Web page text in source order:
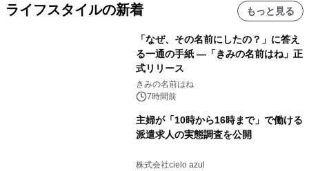
ライフスタイルの新着 もっと見る
「なぜ、その名前にしたの？」に答え
る一通の手紙 ―「きみの名前はね」正
式リリース
きみの名前はね
7時間前
主婦が「10時から16時まで」で働ける
派遣求人の実態調査を公開
株式会社cielo azul